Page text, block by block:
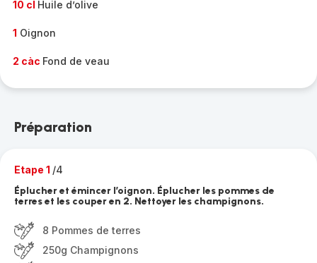
10 cl Huile d’olive
1 Oignon
2 càc Fond de veau
Préparation
Etape 1 /4
Éplucher et émincer l’oignon. Éplucher les pommes de
terres et les couper en 2. Nettoyer les champignons.
8 Pommes de terres
250g Champignons